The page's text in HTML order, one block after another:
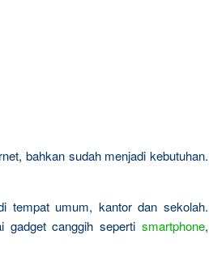
bahkan sudah menjadi kebutuhan.
tempat umum, kantor dan sekolah.
gadget canggih seperti smartphone,